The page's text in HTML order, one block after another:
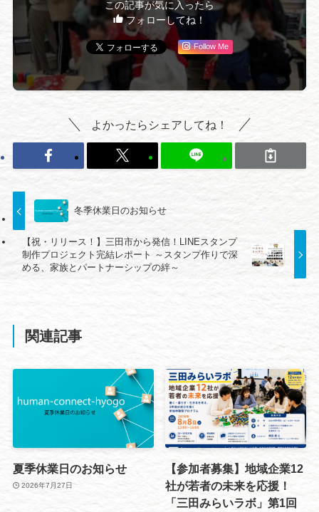
この記事が気に入ったら
フォローしてね！
Follow Me
よかったらシェアしてね！
冬季休業日のお知らせ
【祝・リリース！】三田市から発信！LINEスタンプ
制作プロジェクト完結レポート ～スタンプ作りで深
める、家族とパートナーシップの絆～
関連記事
夏季休業日のお知らせ
2026年7月27日
【参加者募集】地域企業12
社が若者の未来を応援！
「三田みらいラボ」第1回